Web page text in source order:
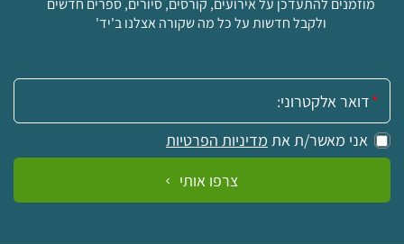
מוזמנים להתעדכן על אירועים, קורסים, סיורים, ספרים חדשים
ולקבל חדשות על כל מה שקורה אצלנו ב'יד'
אימייל:
אני מאשר/ת את מדיניות הפרטיות
צרפו אותי